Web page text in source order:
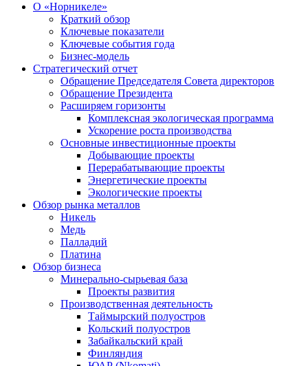
О «Норникеле»
Краткий обзор
Ключевые показатели
Ключевые события года
Бизнес-модель
Стратегический отчет
Обращение Председателя Совета директоров
Обращение Президента
Расширяем горизонты
Комплексная экологическая программа
Ускорение роста производства
Основные инвестиционные проекты
Добывающие проекты
Перерабатывающие проекты
Энергетические проекты
Экологические проекты
Обзор рынка металлов
Никель
Медь
Палладий
Платина
Обзор бизнеса
Минерально-сырьевая база
Проекты развития
Производственная деятельность
Таймырский полуостров
Кольский полуостров
Забайкальский край
Финляндия